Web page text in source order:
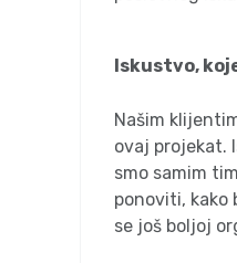
Iskustvo,
Našim
ovaj projekat.
smo samim
ponoviti, kako
se još boljoj